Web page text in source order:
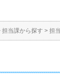
担当課から探す > 担